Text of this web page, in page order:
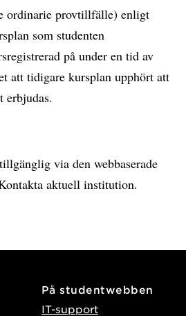
ordinarie provtillfälle) enligt
som studenten
på under en tid av
att tidigare kursplan upphört att
erbjudas.
via den webbaserade
aktuell institution.
På studentwebben
IT-support